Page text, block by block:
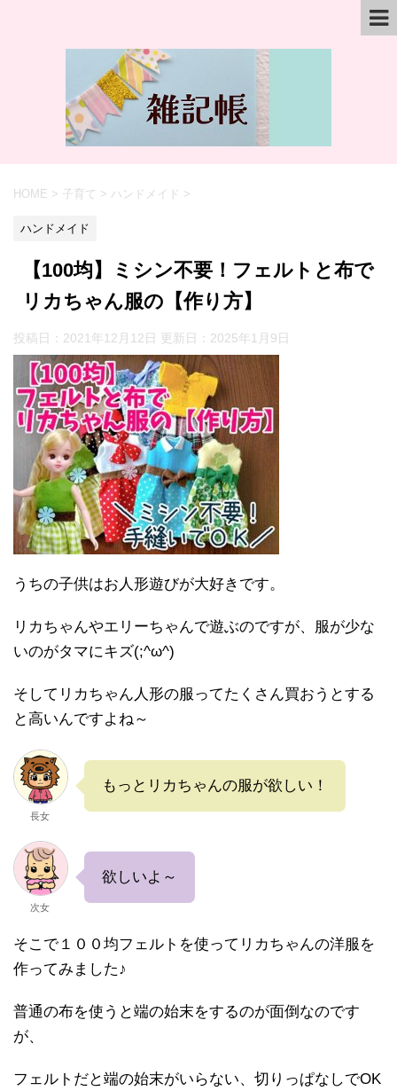
HOME > 子育て > ハンドメイド >
ハンドメイド
【100均】ミシン不要！フェルトと布で
リカちゃん服の【作り方】
投稿日：2021年12月12日 更新日： 2025年1月9日
うちの子供はお人形遊びが大好きです。
リカちゃんやエリーちゃんで遊ぶのですが、服が少な
いのがタマにキズ(;^ω^)
そしてリカちゃん人形の服ってたくさん買おうとする
と高いんですよね～
長女
もっとリカちゃんの服が欲しい！
次女
欲しいよ～
そこで１００均フェルトを使ってリカちゃんの洋服を
作ってみました♪
普通の布を使うと端の始末をするのが面倒なのです
が、
フェルトだと端の始末がいらない、切りっぱなしでOK